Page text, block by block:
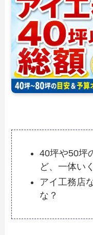
40坪や50坪
ど、一体い
アイ工務店
な？